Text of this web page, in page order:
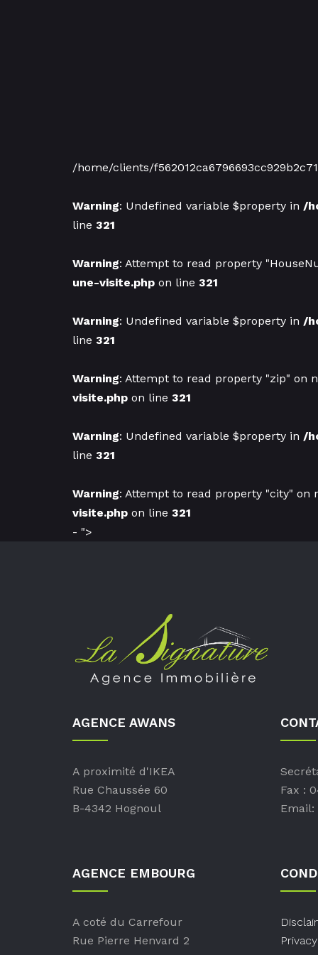
/home/clients/
Warning: Undefined variable $property in /
line 321
Warning: Attempt to read property
une-visite.php on line 321
Warning: Undefined variable $property in /
line 321
Warning: Attempt to read property "zip" on
visite.php on line 321
Warning: Undefined variable $property in /
line 321
Warning: Attempt to read property "city" on
visite.php on line 321
- ">
AGENCE AWANS
A proximité d'IKEA
Rue Chaussée 60
B-4342 Hognoul
AGENCE EMBOURG
A coté du Carrefour
Rue Pierre Henvard 2
Fax :
Email: